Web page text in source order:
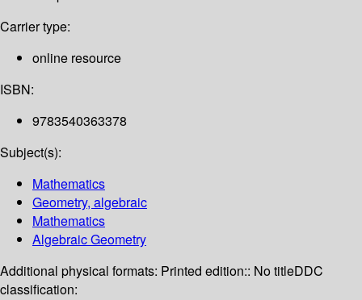
Carrier type:
online resource
ISBN:
9783540363378
Subject(s):
Mathematics
Geometry, algebraic
Mathematics
Algebraic Geometry
Additional physical formats: Printed edition:: No titleDDC
classification: